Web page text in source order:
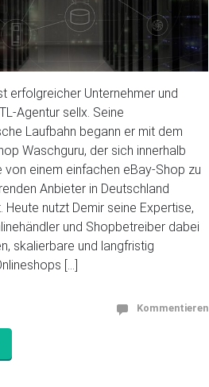
erfolgreicher Unternehmer und
Agentur sellx. Seine
Laufbahn begann er mit dem
Waschguru, der sich innerhalb
von einem einfachen eBay-Shop zu
Anbieter in Deutschland
Heute nutzt Demir seine Expertise,
und Shopbetreiber dabei
skalierbare und langfristig
[…]
Kommentieren